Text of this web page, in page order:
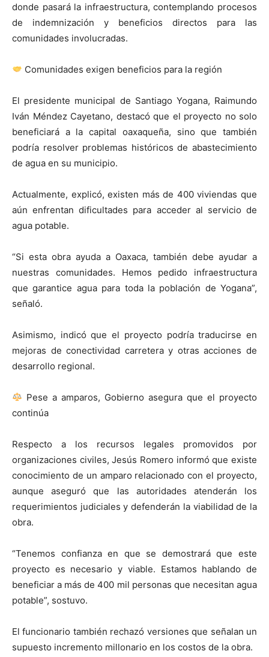
donde pasará la infraestructura, contemplando procesos
de indemnización y beneficios directos para las
comunidades involucradas.
Comunidades exigen beneficios para la región
El presidente municipal de Santiago Yogana, Raimundo
Iván Méndez Cayetano, destacó que el proyecto no solo
beneficiará a la capital oaxaqueña, sino que también
podría resolver problemas históricos de abastecimiento
de agua en su municipio.
Actualmente, explicó, existen más de 400 viviendas que
aún enfrentan dificultades para acceder al servicio de
agua potable.
“Si esta obra ayuda a Oaxaca, también debe ayudar a
nuestras comunidades. Hemos pedido infraestructura
que garantice agua para toda la población de Yogana”,
señaló.
Asimismo, indicó que el proyecto podría traducirse en
mejoras de conectividad carretera y otras acciones de
desarrollo regional.
Pese a amparos, Gobierno asegura que el proyecto
continúa
Respecto a los recursos legales promovidos por
organizaciones civiles, Jesús Romero informó que existe
conocimiento de un amparo relacionado con el proyecto,
aunque aseguró que las autoridades atenderán los
requerimientos judiciales y defenderán la viabilidad de la
obra.
“Tenemos confianza en que se demostrará que este
proyecto es necesario y viable. Estamos hablando de
beneficiar a más de 400 mil personas que necesitan agua
potable”, sostuvo.
El funcionario también rechazó versiones que señalan un
supuesto incremento millonario en los costos de la obra.